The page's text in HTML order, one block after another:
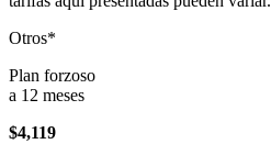
Otros*
Plan forzoso
a 12 meses
$4,119